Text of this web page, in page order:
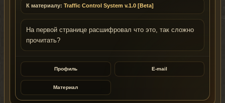
К материалу: Traffic Control System v.1.0 [Beta]
На первой странице расшифровал что это, так сложно
прочитать?
Профиль E-mail
Материал